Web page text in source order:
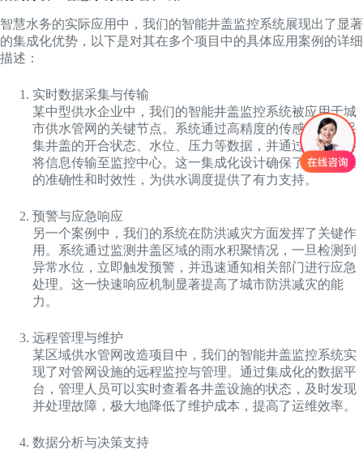
智慧水务的实际应用中，我们的智能井盖监控系统展现出了显著
的集成化优势，以下是对其在多个项目中的具体应用案例的详细
描述：
实时数据采集与传输
某中型供水企业中，我们的智能井盖监控系统被应用于城
市供水管网的关键节点。系统通过高精度的传感器实时采
集井盖的开合状态、水位、压力等数据，并通过无线网络
将信息传输至监控中心。这一集成化设计确保了数据采集
的准确性和时效性，为供水调度提供了有力支持。
预警与应急响应
另一个案例中，我们的系统在防洪减灾方面发挥了关键作
用。系统通过监测井盖区域的雨水积聚情况，一旦检测到
异常水位，立即触发预警，并迅速通知相关部门进行应急
处理。这一快速响应机制显著提高了城市防洪减灾的能
力。
远程管理与维护
某区域供水管网改造项目中，我们的智能井盖监控系统实
现了对管网设施的远程监控与管理。通过集成化的数据平
台，管理人员可以实时查看各井盖设施的状态，及时发现
并处理故障，极大地降低了维护成本，提高了运维效率。
数据分析与决策支持